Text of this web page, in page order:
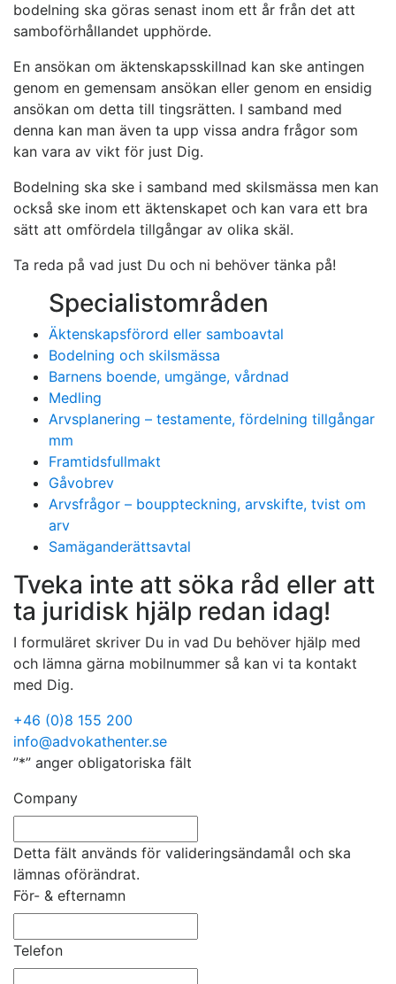
bodelning ska göras senast inom ett år från det att
samboförhållandet upphörde.
En ansökan om äktenskapsskillnad kan ske antingen
genom en gemensam ansökan eller genom en ensidig
ansökan om detta till tingsrätten. I samband med
denna kan man även ta upp vissa andra frågor som
kan vara av vikt för just Dig.
Bodelning ska ske i samband med skilsmässa men kan
också ske inom ett äktenskapet och kan vara ett bra
sätt att omfördela tillgångar av olika skäl.
Ta reda på vad just Du och ni behöver tänka på!
Specialistområden
Äktenskapsförord eller samboavtal
Bodelning och skilsmässa
Barnens boende, umgänge, vårdnad
Medling
Arvsplanering – testamente, fördelning tillgångar
mm
Framtidsfullmakt
Gåvobrev
Arvsfrågor – bouppteckning, arvskifte, tvist om
arv
Samäganderättsavtal
Tveka inte att söka råd eller att
ta juridisk hjälp redan idag!
I formuläret skriver Du in vad Du behöver hjälp med
och lämna gärna mobilnummer så kan vi ta kontakt
med Dig.
+46 (0)8 155 200
info@advokathenter.se
”*” anger obligatoriska fält
Company
Detta fält används för valideringsändamål och ska
lämnas oförändrat.
För- & efternamn
Telefon